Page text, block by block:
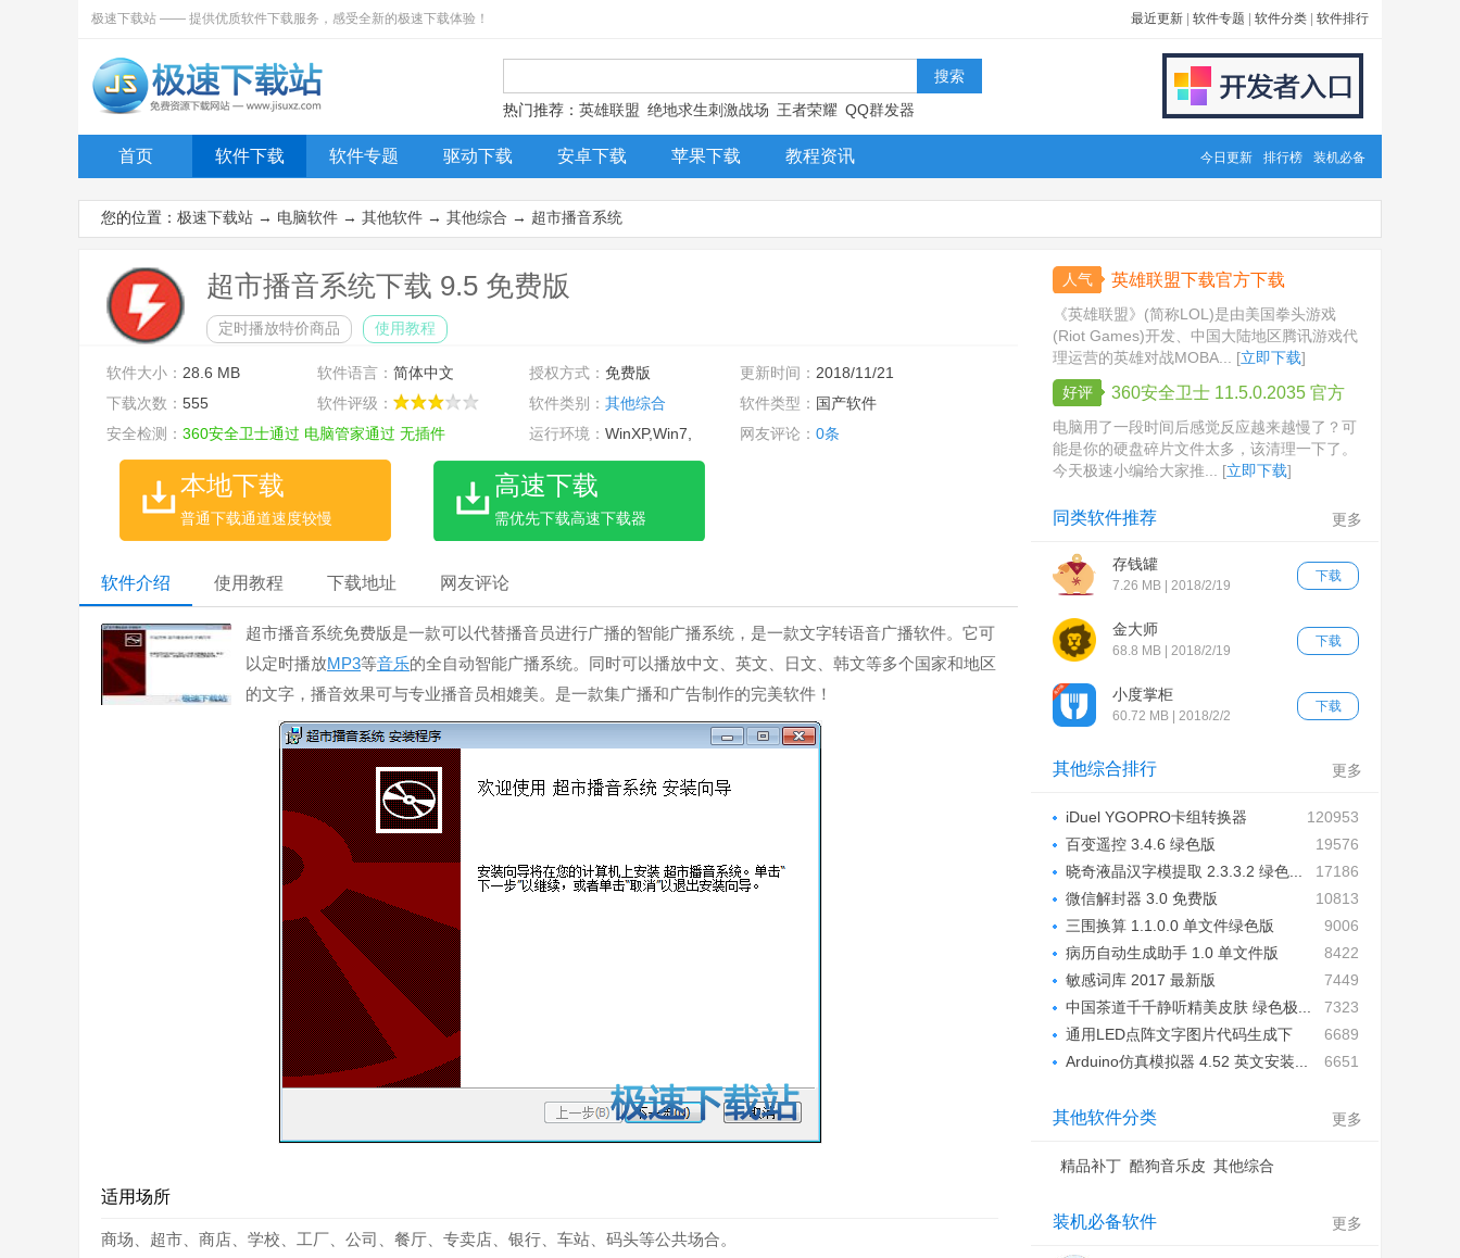
极速下载站 —— 提供优质软件下载服务，感受全新的极速下载体验！ 最近更新 软件专题 软件分类 软件排行
热门推荐： 英雄联盟 绝地求生刺激战场 王者荣耀 QQ群发器
首页 软件下载 软件专题 驱动下载 安卓下载 苹果下载 教程资讯 今日更新 排行榜 装机必备
您的位置： 极速下载站 → 电脑软件 → 其他软件 → 其他综合 → 超市播音系统
超市播音系统下载 9.5 免费版
定时播放特价商品 使用教程
软件大小： 28.6 MB 软件语言：简体中文 授权方式： 免费版 更新时间： 2018/11/21
下载次数： 555 软件评级： 软件类别： 其他综合 软件类型： 国产软件
安全检测： 360安全卫士通过 电脑管家通过 无插件 运行环境： WinXP,Win7, 网友评论：0条
本地下载
普通下载通道速度较慢
高速下载
需优先下载高速下载器
软件介绍 使用教程 下载地址 网友评论
超市播音系统免费版是一款可以代替播音员进行广播的智能广播系统，是一款文字转语音广播软件。它可
以定时播放MP3等音乐的全自动智能广播系统。同时可以播放中文、英文、日文、韩文等多个国家和地区
的文字，播音效果可与专业播音员相媲美。是一款集广播和广告制作的完美软件！
适用场所
商场、超市、商店、学校、工厂、公司、餐厅、专卖店、银行、车站、码头等公共场合。
人气 英雄联盟下载官方下载
《英雄联盟》(简称LOL)是由美国拳头游戏
(Riot Games)开发、中国大陆地区腾讯游戏代
理运营的英雄对战MOBA... [立即下载]
好评
360安全卫士 11.5.0.2035 官方
版
电脑用了一段时间后感觉反应越来越慢了？可
能是你的硬盘碎片文件太多，该清理一下了。
今天极速小编给大家推... [立即下载]
更多
同类软件推荐
下载
存钱罐
7.26 MB | 2018/2/19
下载
金大师
68.8 MB | 2018/2/19
下载
小度掌柜
60.72 MB | 2018/2/2
更多
其他综合排行
120953
iDuel YGOPRO卡组转换器
1.6.0.0...
19576
百变遥控 3.4.6 绿色版
17186
晓奇液晶汉字模提取 2.3.3.2 绿色...
10813
微信解封器 3.0 免费版
9006
三围换算 1.1.0.0 单文件绿色版
8422
病历自动生成助手 1.0 单文件版
7449
敏感词库 2017 最新版
7323
中国茶道千千静听精美皮肤 绿色极...
6689
通用LED点阵文字图片代码生成下
载...
6651
Arduino仿真模拟器 4.52 英文安装...
更多
其他软件分类
精品补丁 酷狗音乐皮 其他综合
更多
装机必备软件